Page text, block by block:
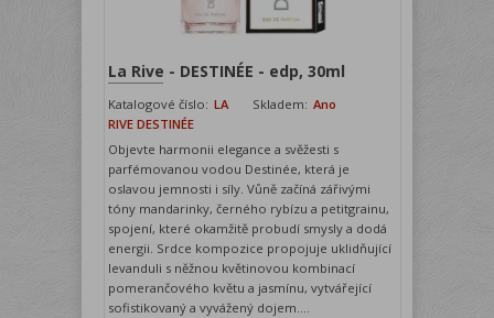
La Rive - DESTINÉE - edp, 30ml
Katalogové číslo: LA
RIVE DESTINÉE
Skladem: Ano
Objevte harmonii elegance a svěžesti s
parfémovanou vodou Destinée, která je
oslavou jemnosti i síly. Vůně začíná zářivými
tóny mandarinky, černého rybízu a petitgrainu,
spojení, které okamžitě probudí smysly a dodá
energii. Srdce kompozice propojuje uklidňující
levanduli s něžnou květinovou kombinací
pomerančového květu a jasmínu, vytvářející
sofistikovaný a vyvážený dojem....